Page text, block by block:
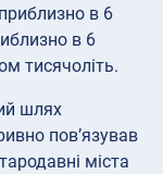
в 6
в 6
тисячоліть.
шлях
пов’язував
міста